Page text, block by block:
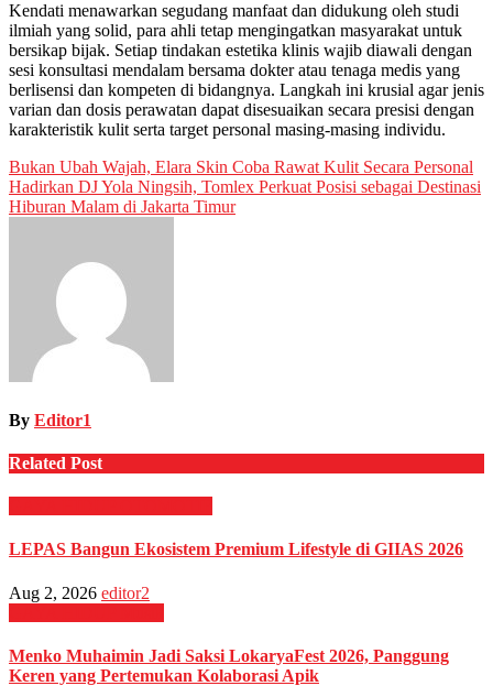
Kendati menawarkan segudang manfaat dan didukung oleh studi
ilmiah yang solid, para ahli tetap mengingatkan masyarakat untuk
bersikap bijak. Setiap tindakan estetika klinis wajib diawali dengan
sesi konsultasi mendalam bersama dokter atau tenaga medis yang
berlisensi dan kompeten di bidangnya. Langkah ini krusial agar jenis
varian dan dosis perawatan dapat disesuaikan secara presisi dengan
karakteristik kulit serta target personal masing-masing individu.
Post
navigation
Bukan Ubah Wajah, Elara Skin Coba Rawat Kulit Secara Personal
Hadirkan DJ Yola Ningsih, Tomlex Perkuat Posisi sebagai Destinasi
Hiburan Malam di Jakarta Timur
By Editor1
Related Post
LEPAS Bangun Ekosistem Premium Lifestyle di GIIAS 2026
Aug 2, 2026 editor2
Menko Muhaimin Jadi Saksi LokaryaFest 2026, Panggung
Keren yang Pertemukan Kolaborasi Apik